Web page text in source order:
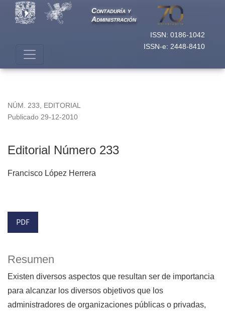
ISSN: 0186-1042
ISSN-e: 2448-8410
Contaduría y
Administración
NÚM. 233 EDITORIAL
Editorial Número 233
Publicado 29-12-2010
Francisco López Herrera
PDF
Resumen
Existen diversos aspectos que resultan ser de importancia
para alcanzar los diversos objetivos que los
administradores de organizaciones públicas o privadas,